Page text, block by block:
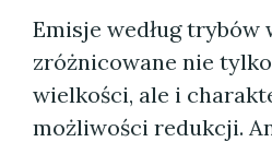
Emisje według trybów
zróżnicowane nie
wielkości, ale i
możliwości redukcji.